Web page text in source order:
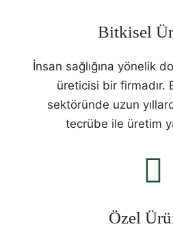
Bitkisel
İnsan sağlığına yönelik
üreticisi bir firmadır.
sektöründe uzun
tecrübe ile üretim
Özel